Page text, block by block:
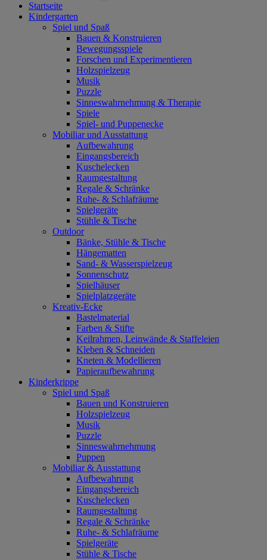
Startseite
Kindergarten
Spiel und Spaß
Bauen & Konstruieren
Bewegungsspiele
Forschen und Experimentieren
Holzspielzeug
Musik
Puzzle
Sinneswahrnehmung & Therapie
Spiele
Spiel- und Puppenecke
Mobiliar und Ausstattung
Aufbewahrung
Eingangsbereich
Kuschelecken
Raumgestaltung
Regale & Schränke
Ruhe- & Schlafräume
Spielgeräte
Stühle & Tische
Outdoor
Bänke, Stühle & Tische
Hängematten
Sand- & Wasserspielzeug
Sonnenschutz
Spielhäuser
Spielplatzgeräte
Kreativ-Ecke
Bastelmaterial
Farben & Stifte
Keilrahmen, Leinwände & Staffeleien
Kleben & Schneiden
Kneten & Modellieren
Papieraufbewahrung
Kinderkrippe
Spiel und Spaß
Bauen und Konstruieren
Holzspielzeug
Musik
Puzzle
Sinneswahrnehmung
Puppen
Mobiliar & Ausstattung
Aufbewahrung
Eingangsbereich
Kuschelecken
Raumgestaltung
Regale & Schränke
Ruhe- & Schlafräume
Spielgeräte
Stühle & Tische